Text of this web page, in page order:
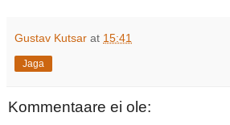
Gustav Kutsar at 15:41
Jaga
Kommentaare ei ole: